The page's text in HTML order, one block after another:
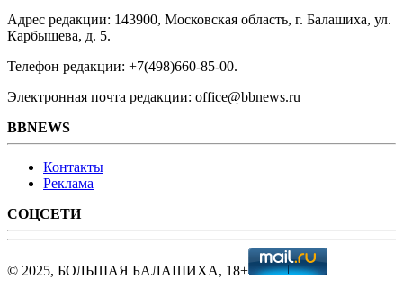
Адрес редакции: 143900, Московская область, г. Балашиха, ул.
Карбышева, д. 5.
Телефон редакции: +7(498)660-85-00.
Электронная почта редакции: office@bbnews.ru
BBNEWS
Контакты
Реклама
СОЦСЕТИ
© 2025, БОЛЬШАЯ БАЛАШИХА, 18+